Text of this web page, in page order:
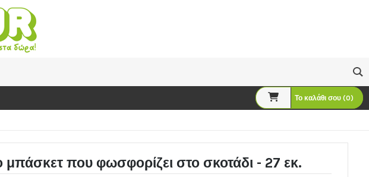
Το καλάθι σου (0)
μπάσκετ που φωσφορίζει στο σκοτάδι - 27 εκ.